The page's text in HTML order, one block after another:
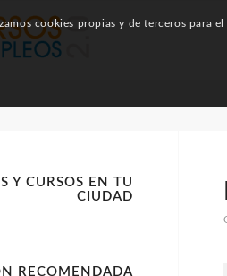
Y CURSOS EN TU
CIUDAD
RECOMENDADA
cookies propias y de terceros para